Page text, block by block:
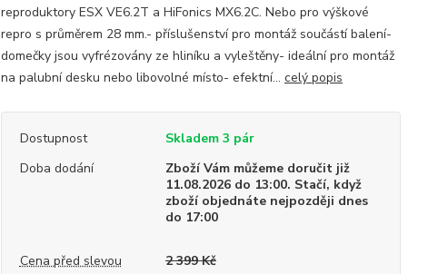
reproduktory ESX VE6.2T a HiFonics MX6.2C. Nebo pro výškové
repro s průměrem 28 mm.- příslušenství pro montáž součástí balení-
domečky jsou vyfrézovány ze hliníku a vyleštěny- ideální pro montáž
na palubní desku nebo libovolné místo- efektní... celý popis
Dostupnost
Skladem 3 pár
Doba dodání
Zboží Vám můžeme doručit již
11.08.2026 do 13:00. Stačí, když
zboží objednáte nejpozději dnes
do 17:00
Cena před slevou 2 399 Kč